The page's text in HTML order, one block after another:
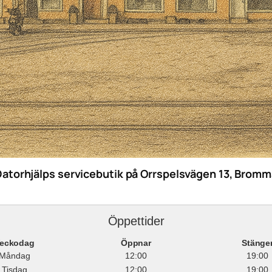
servicebutik på Orrspelsvägen 13,
Öppettider
Öppnar
12:00
19:00
Tisdag
12:00 19:00